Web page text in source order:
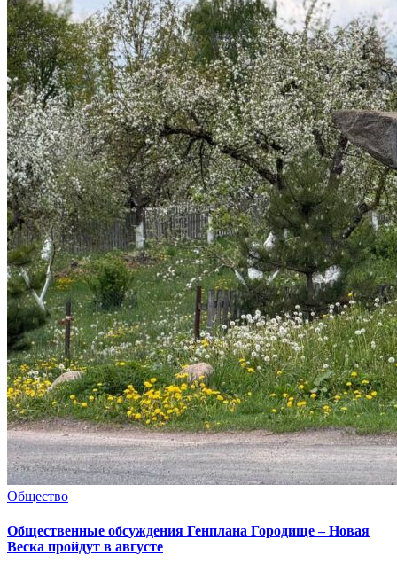
Общество
Общественные обсуждения Генплана Городище – Новая
Веска пройдут в августе